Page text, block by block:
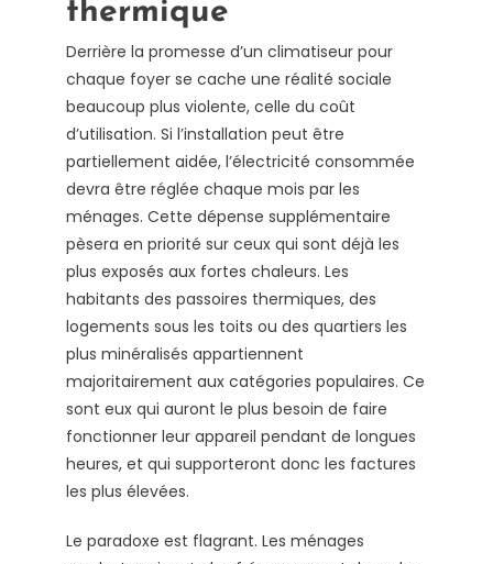
thermique
Derrière la promesse d’un climatiseur pour
chaque foyer se cache une réalité sociale
beaucoup plus violente, celle du coût
d’utilisation. Si l’installation peut être
partiellement aidée, l’électricité consommée
devra être réglée chaque mois par les
ménages. Cette dépense supplémentaire
pèsera en priorité sur ceux qui sont déjà les
plus exposés aux fortes chaleurs. Les
habitants des passoires thermiques, des
logements sous les toits ou des quartiers les
plus minéralisés appartiennent
majoritairement aux catégories populaires. Ce
sont eux qui auront le plus besoin de faire
fonctionner leur appareil pendant de longues
heures, et qui supporteront donc les factures
les plus élevées.
Le paradoxe est flagrant. Les ménages